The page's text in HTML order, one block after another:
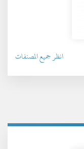
انظر جميع المصنفات